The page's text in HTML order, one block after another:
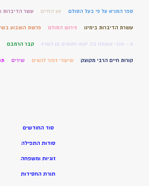
ספר התניא על פי בעל הסולם עץ החיים עשר הדיברות
עשרת הדיברות בימינו פירוש הסולם פרשת השבוע
צ – אנכי אשמח בה יתמו חטאים מן הארץ קבר הרמבם
קורות חיים הרבי מקוצק שיעורי זוהר לנשים שירים
סוד החודשים
סודות התפילה
זוגיות ומשפחה
תורת החסידות